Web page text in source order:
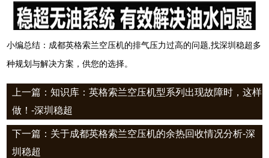
小编总结：成都英格索兰空压机的排气压力过高的问题,找深圳稳超多
种规划与解决方案，供您的选择。
上一篇：知识库：英格索兰空压机型系列出现故障时，这样
做！-深圳稳超
下一篇：关于成都英格索兰空压机的余热回收情况分析-深
圳稳超